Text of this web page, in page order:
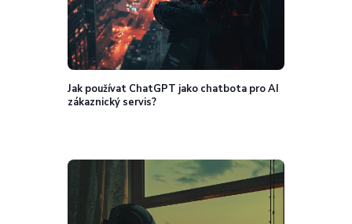
Jak používat ChatGPT jako chatbota pro AI
zákaznický servis?